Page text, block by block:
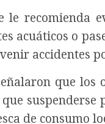
le recomienda
acuáticos o
accidentes
que
de consumo